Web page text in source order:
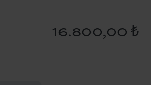
16.800,00 ₺